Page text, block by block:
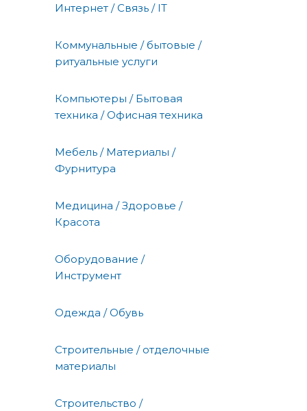
Интернет / Связь / IT
Коммунальные / бытовые /
ритуальные услуги
Компьютеры / Бытовая
техника / Офисная техника
Мебель / Материалы /
Фурнитура
Медицина / Здоровье /
Красота
Оборудование /
Инструмент
Одежда / Обувь
Строительные / отделочные
материалы
Строительство /